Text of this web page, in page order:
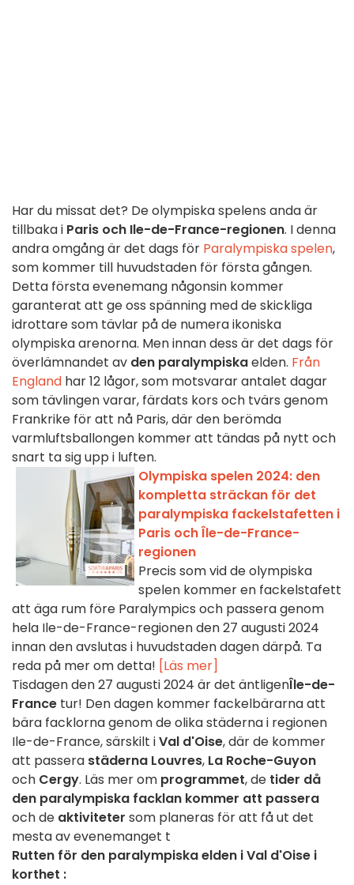
Har du missat det? De olympiska spelens anda är
tillbaka i Paris och Ile-de-France-regionen. I denna
andra omgång är det dags för Paralympiska spelen,
som kommer till huvudstaden för första gången.
Detta första evenemang någonsin kommer
garanterat att ge oss spänning med de skickliga
idrottare som tävlar på de numera ikoniska
olympiska arenorna. Men innan dess är det dags för
överlämnandet av den paralympiskaelden. Från
England har 12 lågor, som motsvarar antalet dagar
som tävlingen varar, färdats kors och tvärs genom
Frankrike för att nå Paris, där den berömda
varmluftsballongen kommer att tändas på nytt och
snart ta sig upp i luften.
Olympiska spelen 2024: den
kompletta sträckan för det
paralympiska fackelstafetten i
Paris och Île-de-France-
regionen
Precis som vid de olympiska
spelen kommer en fackelstafett
att äga rum före Paralympics och passera genom
hela Ile-de-France-regionen den 27 augusti 2024
innan den avslutas i huvudstaden dagen därpå. Ta
reda på mer om detta! [Läs mer]
Tisdagen den 27 augusti 2024 är det äntligenÎle-de-
France tur! Den dagen kommer fackelbärarna att
bära facklorna genom de olika städerna i regionen
Ile-de-France, särskilt iVal d'Oise, där de kommer
att passera städerna Louvres, La Roche-Guyon
och Cergy. Läs mer om programmet, de tider då
den paralympiska facklan kommer att passera
och de aktiviteter som planeras för att få ut det
mesta av evenemanget t
Rutten för den paralympiska elden i Val d'Oise i
korthet :